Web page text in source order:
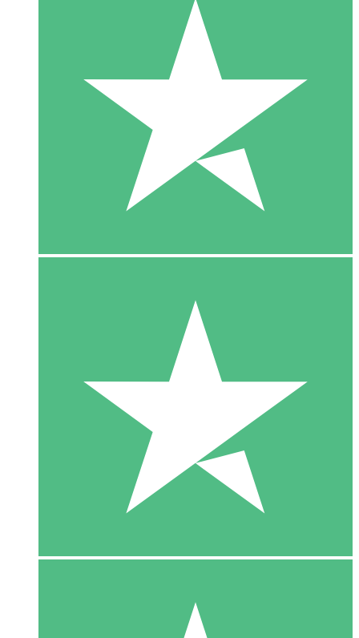
10 Downloaden
20 00